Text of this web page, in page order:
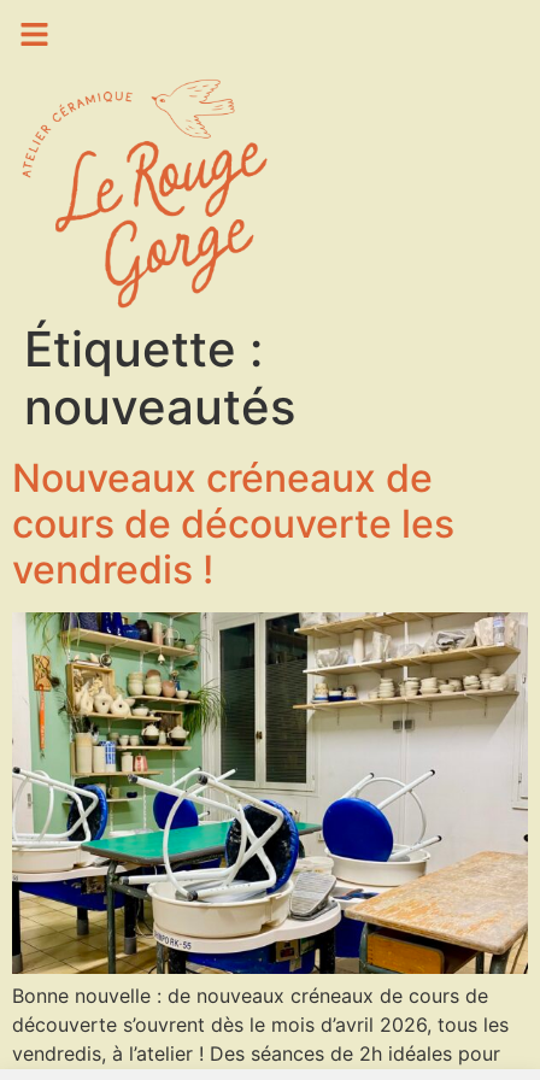
Étiquette :
nouveautés
Nouveaux créneaux de
cours de découverte les
vendredis !
Bonne nouvelle : de nouveaux créneaux de cours de
découverte s’ouvrent dès le mois d’avril 2026, tous les
vendredis, à l’atelier ! Des séances de 2h idéales pour